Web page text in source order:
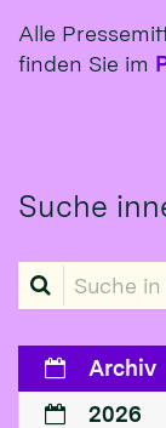
Alle
finden Sie im
Suche
Suche in Liste
Archiv
2026